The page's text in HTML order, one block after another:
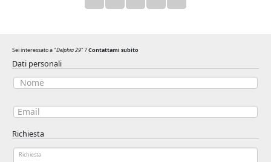
Sei interessato a "Delphia 29" ?Contattami subito
Dati personali
Richiesta